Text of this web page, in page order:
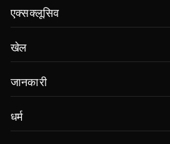
एक्सक्लूसिव
खेल
जानकारी
धर्म